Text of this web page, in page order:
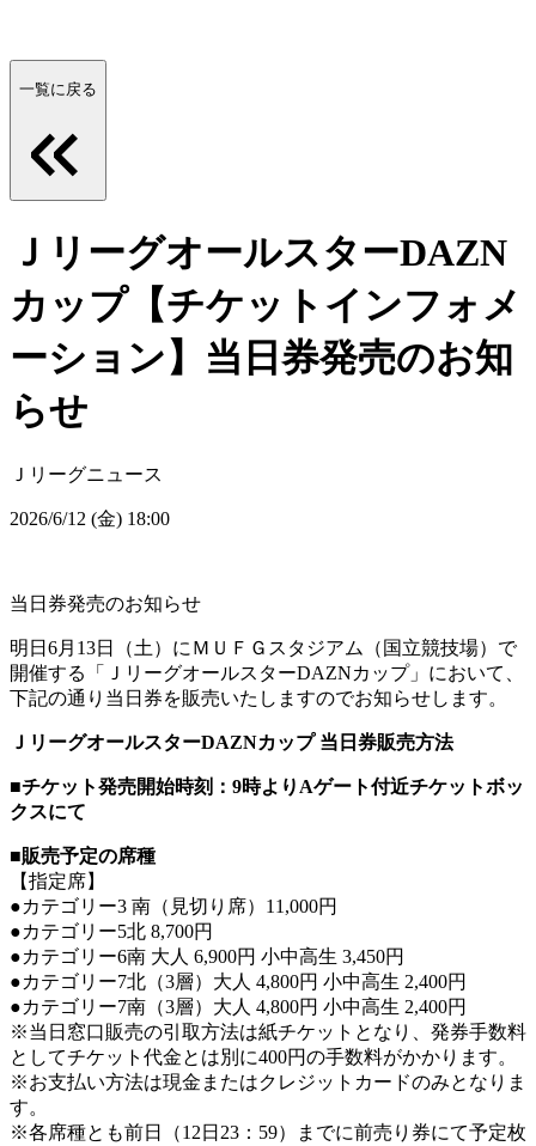
一覧に戻る
ＪリーグオールスターDAZN
カップ【チケットインフォメ
ーション】当日券発売のお知
らせ
Ｊリーグニュース
2026/6/12 (金) 18:00
当日券発売のお知らせ
明日6月13日（土）にＭＵＦＧスタジアム（国立競技場）で
開催する「ＪリーグオールスターDAZNカップ」において、
下記の通り当日券を販売いたしますのでお知らせします。
ＪリーグオールスターDAZNカップ 当日券販売方法
■チケット発売開始時刻：9時よりAゲート付近チケットボッ
クスにて
■販売予定の席種
【指定席】
●カテゴリー3 南（見切り席）11,000円
●カテゴリー5北 8,700円
●カテゴリー6南 大人 6,900円 小中高生 3,450円
●カテゴリー7北（3層）大人 4,800円 小中高生 2,400円
●カテゴリー7南（3層）大人 4,800円 小中高生 2,400円
※当日窓口販売の引取方法は紙チケットとなり、発券手数料
としてチケット代金とは別に400円の手数料がかかります。
※お支払い方法は現金またはクレジットカードのみとなりま
す。
※各席種とも前日（12日23：59）までに前売り券にて予定枚